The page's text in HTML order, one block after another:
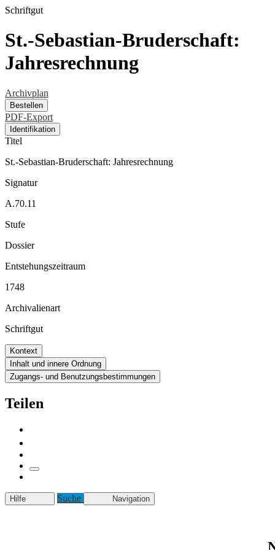
Schriftgut
St.-Sebastian-Bruderschaft:
Jahresrechnung
Archivplan
Bestellen
PDF-Export
Identifikation
Titel
St.-Sebastian-Bruderschaft: Jahresrechnung
Signatur
A.70.11
Stufe
Dossier
Entstehungszeitraum
1748
Archivalienart
Schriftgut
Kontext
Inhalt und innere Ordnung
Zugangs- und Benutzungsbestimmungen
Teilen
Hilfe Suche Navigation